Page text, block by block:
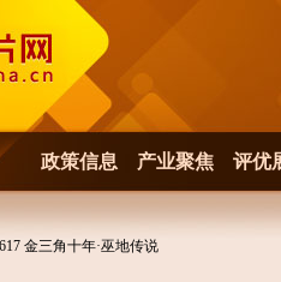
政策信息 产业聚焦 评优
金三角十年·巫地传说